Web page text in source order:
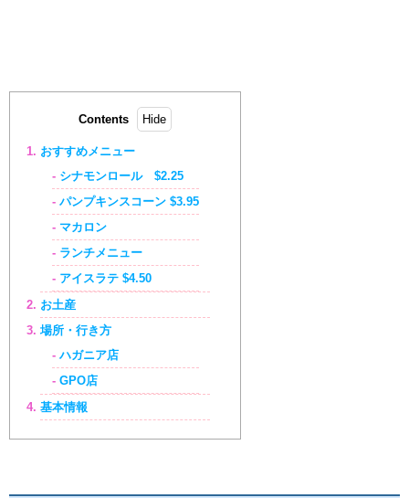
Contents
おすすめメニュー
シナモンロール $2.25
パンプキンスコーン $3.95
マカロン
ランチメニュー
アイスラテ $4.50
お土産
場所・行き方
ハガニア店
GPO店
基本情報